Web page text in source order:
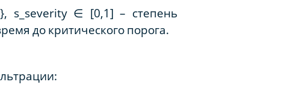
}, s_severity ∈ [0,1] – степень
до критического порога.